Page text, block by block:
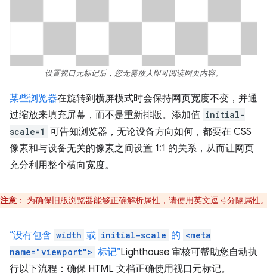
设置视口元标记后，您无需放大即可阅读网页内容。
某些浏览器在旋转到横屏模式时会保持网页宽度不变，并通
过缩放来填充屏幕，而不是重新排版。添加值 initial-
scale=1 可告知浏览器，无论设备方向如何，都要在 CSS
像素和与设备无关的像素之间设置 1:1 的关系，从而让网页
充分利用整个横向宽度。
注意 ： 为确保旧版浏览器能够正确解析属性，请使用英文逗号分隔属性
“没有包含 width 或 initial-scale 的 <meta
name="viewport"> 标记”Lighthouse 审核可帮助您自动执
行以下流程：确保 HTML 文档正确使用视口元标记。